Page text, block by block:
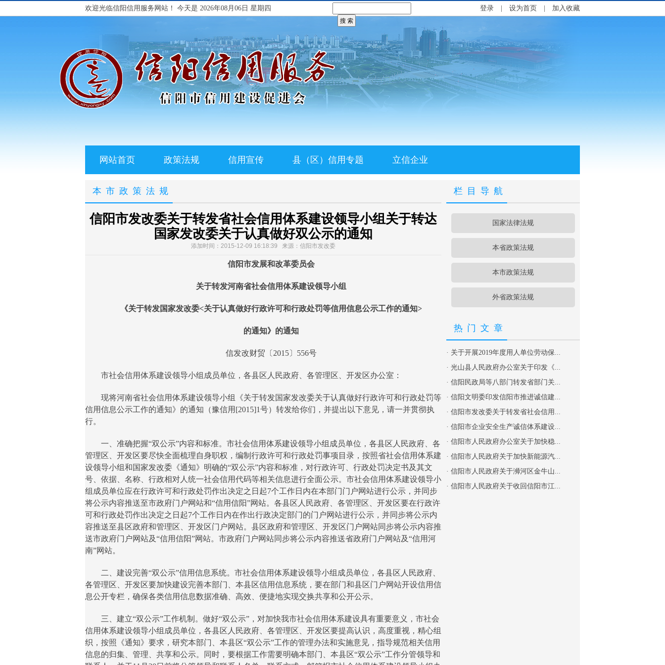
欢迎光临信阳信用服务网站！ 今天是 2026年08月06日 星期四 登录 设为首页 加入收藏
网站首页 政策法规 信用宣传 县（区）信用专题 立信企业
本市政策法规
信阳市发改委关于转发省社会信用体系建设领导小组关于转达
国家发改委关于认真做好双公示的通知
添加时间：2015-12-09 16:18:39 来源：信阳市发改委
信阳市发展和改革委员会
关于转发河南省社会信用体系建设领导小组
《关于转发国家发改委<关于认真做好行政许可和行政处罚等信用信息公示工作的通知>
的通知》的通知
信发改财贸〔2015〕556号
市社会信用体系建设领导小组成员单位，各县区人民政府、各管理区、开发区办公室：
现将河南省社会信用体系建设领导小组《关于转发国家发改委关于认真做好行政许可和行政处罚等
信用信息公示工作的通知》的通知（豫信用[2015]1号）转发给你们，并提出以下意见，请一并贯彻执
行。
一、准确把握“双公示”内容和标准。市社会信用体系建设领导小组成员单位，各县区人民政府、各
管理区、开发区要尽快全面梳理自身职权，编制行政许可和行政处罚事项目录，按照省社会信用体系建
设领导小组和国家发改委《通知》明确的“双公示”内容和标准，对行政许可、行政处罚决定书及其文
号、依据、名称、行政相对人统一社会信用代码等相关信息进行全面公示。市社会信用体系建设领导小
组成员单位应在行政许可和行政处罚作出决定之日起7个工作日内在本部门门户网站进行公示，并同步
将公示内容推送至市政府门户网站和“信用信阳”网站。各县区人民政府、各管理区、开发区要在行政许
可和行政处罚作出决定之日起7个工作日内在作出行政决定部门的门户网站进行公示，并同步将公示内
容推送至县区政府和管理区、开发区门户网站。县区政府和管理区、开发区门户网站同步将公示内容推
送市政府门户网站及“信用信阳”网站。市政府门户网站同步将公示内容推送省政府门户网站及“信用河
南”网站。
二、建设完善“双公示”信用信息系统。市社会信用体系建设领导小组成员单位，各县区人民政府、
各管理区、开发区要加快建设完善本部门、本县区信用信息系统，要在部门和县区门户网站开设信用信
息公开专栏，确保各类信用信息数据准确、高效、便捷地实现交换共享和公开公示。
三、建立“双公示”工作机制。做好“双公示”，对加快我市社会信用体系建设具有重要意义，市社会
信用体系建设领导小组成员单位，各县区人民政府、各管理区、开发区要提高认识，高度重视，精心组
织，按照《通知》要求，研究本部门、本县区“双公示”工作的管理办法和实施意见，指导规范相关信用
信息的归集、管理、共享和公示。同时，要根据工作需要明确本部门、本县区“双公示”工作分管领导和
栏目导航
国家法律法规
本省政策法规
本市政策法规
外省政策法规
热门文章
· 关于开展2019年度用人单位劳动保...
· 光山县人民政府办公室关于印发《...
· 信阳民政局等八部门转发省部门关...
· 信阳文明委印发信阳市推进诚信建...
· 信阳市发改委关于转发省社会信用...
· 信阳市企业安全生产诚信体系建设...
· 信阳市人民政府办公室关于加快稳...
· 信阳市人民政府关于加快新能源汽...
· 信阳市人民政府关于浉河区金牛山...
· 信阳市人民政府关于收回信阳市江...